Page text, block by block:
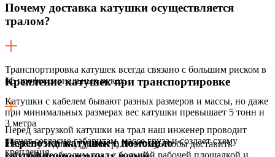
Почему доставка катушки осуществляется
тралом?
Транспортировка катушек всегда связано с большим риском в
не профессиональных руках.
Катушки с кабелем бывают разных размеров и массы, но даже
при минимальных размерах вес катушки превышает 5 тонн и
3 метра
в высоту и длину(диаметр).Поэтому, чтобы доставить
катушки необходим трал с большой рабочей площадкой и
Крепление катушек при транспортировке
Перед загрузкой катушки на трал наш инженер проводит
расчет согласно габаритам, массе груза и создает схему
крепления.
Перевозка катушек с помощью